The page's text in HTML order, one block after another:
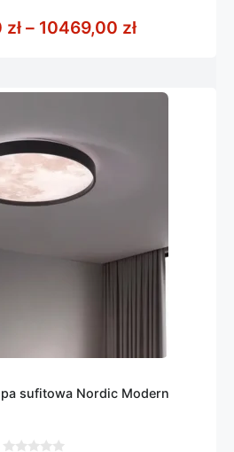
5zł – 10469,00 złZakres
sufitowa Nordic Modern